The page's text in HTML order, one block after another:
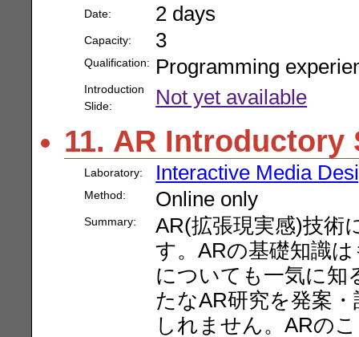
Date: 2 days
Capacity: 3
Qualification: Programming
Introduction
Slide:
Not yet available
11. AR Introductory
Laboratory: Interactive Media
Method: Online only
Summary:
AR(拡張現実感)技術
す。ARの基礎知識
についても一気に知
たなAR研究を発案
しれません。ARの